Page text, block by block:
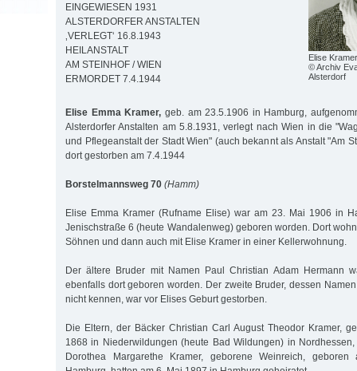
Elise Kramer
© Archiv
Alsterdorf
EINGEWIESEN 1931
ALSTERDORFER ANSTALTEN
‚VERLEGT‘ 16.8.1943
HEILANSTALT
AM STEINHOF / WIEN
ERMORDET 7.4.1944
Elise Emma Kramer, geb. am 23.5.1906 in Hamburg,
Alsterdorfer Anstalten am 5.8.1931, verlegt nach Wien in die
und Pflegeanstalt der Stadt Wien" (auch bekannt als Anstalt "Am
dort gestorben am 7.4.1944
Borstelmannsweg 70 (Hamm)
Elise Emma Kramer (Rufname Elise) war am 23. Mai 1906 in
Jenischstraße 6 (heute Wandalenweg) geboren worden. Dort
Söhnen und dann auch mit Elise Kramer in einer Kellerwohnung.
Der ältere Bruder mit Namen Paul Christian Adam Hermann
ebenfalls dort geboren worden. Der zweite Bruder, dessen
nicht kennen, war vor Elises Geburt gestorben.
Die Eltern, der Bäcker Christian Carl August Theodor Kramer,
1868 in Niederwildungen (heute Bad Wildungen) in
Dorothea Margarethe Kramer, geborene Weinreich,